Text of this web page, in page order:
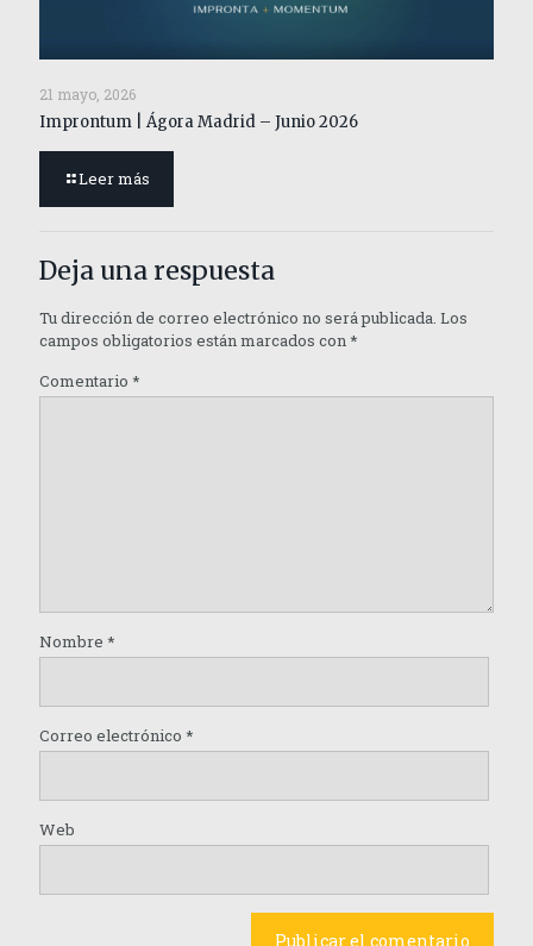
21 mayo, 2026
Improntum | Ágora Madrid – Junio 2026
Leer más
Deja una respuesta
Tu dirección de correo electrónico no será publicada. Los
campos obligatorios están marcados con*
Comentario *
Nombre *
Correo electrónico *
Web